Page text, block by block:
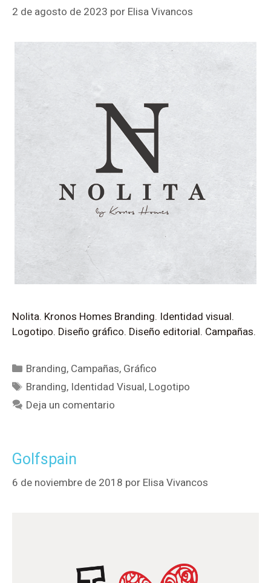
2 de agosto de 2023 por Elisa Vivancos
Nolita. Kronos Homes Branding. Identidad visual.
Logotipo. Diseño gráfico. Diseño editorial. Campañas.
Branding, Campañas, Gráfico
Branding, Identidad Visual, Logotipo
Deja un comentario
Golfspain
6 de noviembre de 2018 por Elisa Vivancos